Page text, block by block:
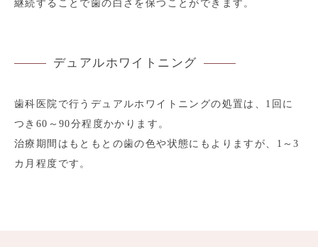
継続することで歯の白さを保つことができます。
デュアルホワイトニング
歯科医院で行うデュアルホワイトニングの処置は、1回に
つき60～90分程度かかります。
治療期間はもともとの歯の色や状態にもよりますが、1～3
カ月程度です。